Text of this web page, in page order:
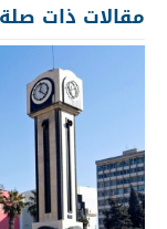
مقالات ذات صلة